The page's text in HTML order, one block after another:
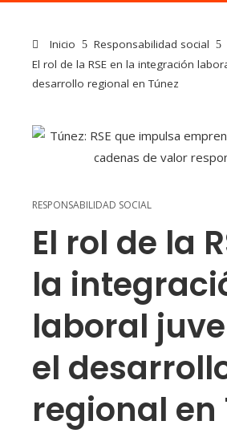
Inicio
Responsabilidad social
El rol de la RSE en la integración
desarrollo regional en Túnez
RESPONSABILIDAD SOCIAL
El rol de la
la
laboral
el
regional en